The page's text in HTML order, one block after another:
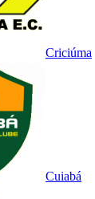
Criciúma
Cuiabá